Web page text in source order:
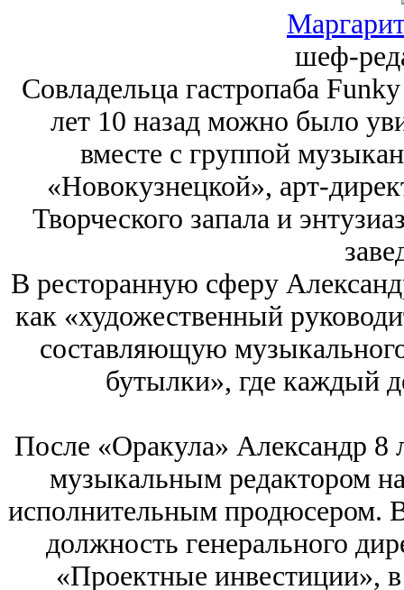
шеф-
Совладельца гастропаба
лет 10 назад можно было
вместе с группой
«Новокузнецкой», арт-
Творческого запала и
В ресторанную сферу
как «художественный
составляющую
бутылки», где каждый
После «Оракула» Александр 8
музыкальным редактором
исполнительным продюсером.
должность генерального
«Проектные инвестиции»,